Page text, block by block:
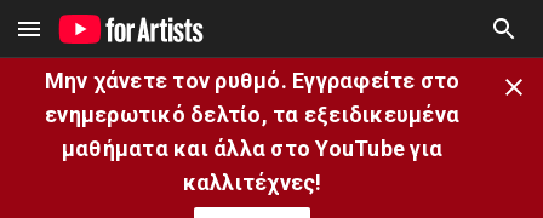
Μην χάνετε τον ρυθμό. Εγγραφείτε στο
ενημερωτικό δελτίο, τα εξειδικευμένα
μαθήματα και άλλα στο YouTube για
καλλιτέχνες!